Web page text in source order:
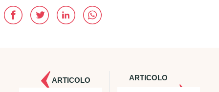
ARTICOLO
ARTICOLO